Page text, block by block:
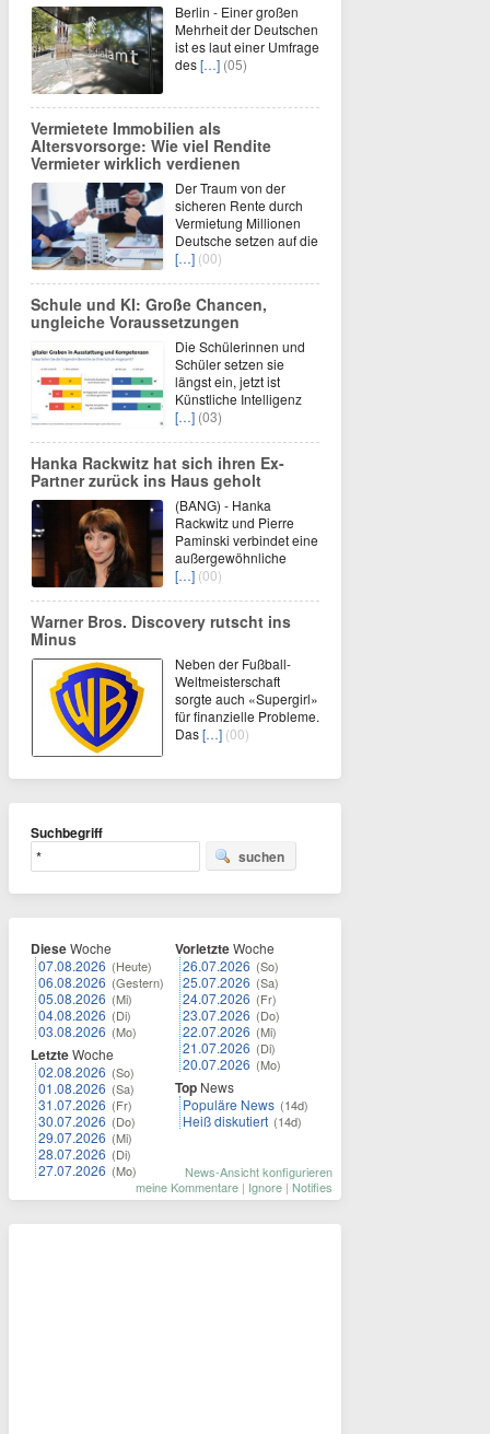
Berlin - Einer großen
Mehrheit der Deutschen
ist es laut einer Umfrage
des[…] (05)
Vermietete Immobilien als
Altersvorsorge: Wie viel Rendite
Vermieter wirklich verdienen
Der Traum von der
sicheren Rente durch
Vermietung Millionen
Deutsche setzen auf die
[…] (00)
Schule und KI: Große Chancen,
ungleiche Voraussetzungen
Die Schülerinnen und
Schüler setzen sie
längst ein, jetzt ist
Künstliche Intelligenz
[…] (03)
Hanka Rackwitz hat sich ihren Ex-
Partner zurück ins Haus geholt
(BANG) - Hanka
Rackwitz und Pierre
Paminski verbindet eine
außergewöhnliche
[…] (00)
Warner Bros. Discovery rutscht ins
Minus
Neben der Fußball-
Weltmeisterschaft
sorgte auch «Supergirl»
für finanzielle Probleme.
Das[…] (00)
Suchbegriff
suchen
DieseWoche
07.08.2026 (Heute)
06.08.2026 (Gestern)
05.08.2026 (Mi)
04.08.2026 (Di)
03.08.2026 (Mo)
LetzteWoche
02.08.2026 (So)
01.08.2026 (Sa)
31.07.2026 (Fr)
30.07.2026 (Do)
29.07.2026 (Mi)
28.07.2026 (Di)
27.07.2026 (Mo)
VorletzteWoche
26.07.2026 (So)
25.07.2026 (Sa)
24.07.2026 (Fr)
23.07.2026 (Do)
22.07.2026 (Mi)
21.07.2026 (Di)
20.07.2026 (Mo)
Top News
Populäre News (14d)
Heiß diskutiert (14d)
News-Ansicht konfigurieren
meine Kommentare | Ignore | Notifies